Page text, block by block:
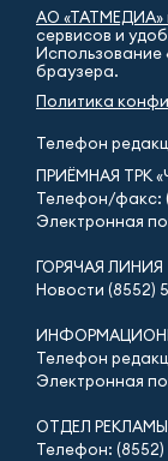
АО «ТАТМЕДИА»
сервисов и
Использование
браузера.
Политика
Телефон
ПРИЁМНАЯ ТРК
Телефон/факс:
Электронная
ГОРЯЧАЯ ЛИНИЯ
Новости (8552)
Телефон
Электронная
ОТДЕЛ РЕКЛАМЫ
Телефон: (8552)